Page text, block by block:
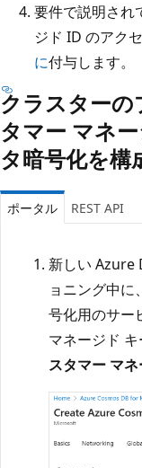
要件で説明され
ジド ID のアク
に付与します。
クラスター
タマー マネ
タ暗号化を構
ポータル REST API
新しい Azure
ョニング中に
号化用のサー
マネージド キ
スタマー マ